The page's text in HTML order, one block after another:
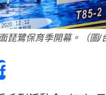
琵鷺保育季開幕。（圖/